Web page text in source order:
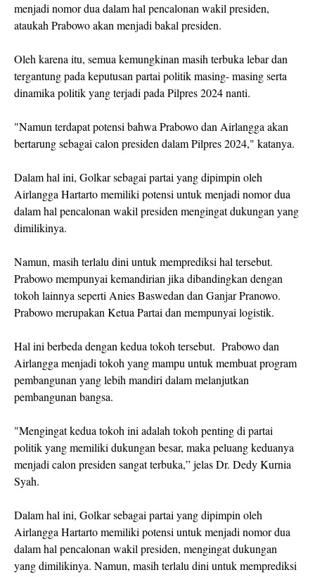
menjadi nomor dua dalam hal pencalonan wakil presiden,
ataukah Prabowo akan menjadi bakal presiden.
Oleh karena itu, semua kemungkinan masih terbuka lebar dan
tergantung pada keputusan partai politik masing- masing serta
dinamika politik yang terjadi pada Pilpres 2024 nanti.
"Namun terdapat potensi bahwa Prabowo dan Airlangga akan
bertarung sebagai calon presiden dalam Pilpres 2024," katanya.
Dalam hal ini, Golkar sebagai partai yang dipimpin oleh
Airlangga Hartarto memiliki potensi untuk menjadi nomor dua
dalam hal pencalonan wakil presiden mengingat dukungan yang
dimilikinya.
Namun, masih terlalu dini untuk memprediksi hal tersebut.
Prabowo mempunyai kemandirian jika dibandingkan dengan
tokoh lainnya seperti Anies Baswedan dan Ganjar Pranowo.
Prabowo merupakan Ketua Partai dan mempunyai logistik.
Hal ini berbeda dengan kedua tokoh tersebut. Prabowo dan
Airlangga menjadi tokoh yang mampu untuk membuat program
pembangunan yang lebih mandiri dalam melanjutkan
pembangunan bangsa.
"Mengingat kedua tokoh ini adalah tokoh penting di partai
politik yang memiliki dukungan besar, maka peluang keduanya
menjadi calon presiden sangat terbuka,” jelas Dr. Dedy Kurnia
Syah.
Dalam hal ini, Golkar sebagai partai yang dipimpin oleh
Airlangga Hartarto memiliki potensi untuk menjadi nomor dua
dalam hal pencalonan wakil presiden, mengingat dukungan
yang dimilikinya. Namun, masih terlalu dini untuk memprediksi